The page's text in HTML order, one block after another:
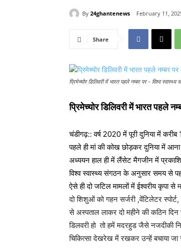
By 24ghantenews February 11,
Share
प्रिमेच्योर डिलिवरी में भारत पहले नम्बर पर - विश्व स्वास्थ्य
प्रिमेच्योर डिलिवरी में भारत पहले
चंडीगढ़:: वर्ष 2020 में पूरी दुनिया में
पहले ही मां की कोख छोड़कर दुनिया में
अध्ययन हाल ही में लैंसेट मैगजीन में
विश्व स्वास्थ्य संगठन के अनुसार समय से
ऐसे ही दो जटिल मामलों में ईश्वरीय कृपा से
दो शिशुओं को गहन सर्जरी ,वेंटिलेटर
से अस्पताल लाकर दो महीने की कठिन
डिलवरी हो तो हमें मदरहुड जैसे नजदीकी
चिकित्सा देखरेख में रखकर उन्हें बचाया